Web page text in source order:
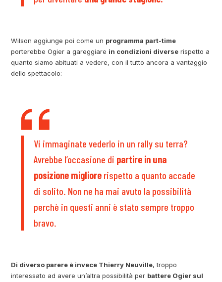
Wilson aggiunge poi come un programma part-time
porterebbe Ogier a gareggiare in condizioni diverse rispetto a
quanto siamo abituati a vedere, con il tutto ancora a vantaggio
dello spettacolo:
Vi immaginate vederlo in un rally su terra?
Avrebbe l’occasione di partire in una
posizione migliore rispetto a quanto accade
di solito. Non ne ha mai avuto la possibilità
perchè in questi anni è stato sempre troppo
bravo.
Di diverso parere è invece Thierry Neuville, troppo
interessato ad avere un’altra possibilità per battere Ogier sul